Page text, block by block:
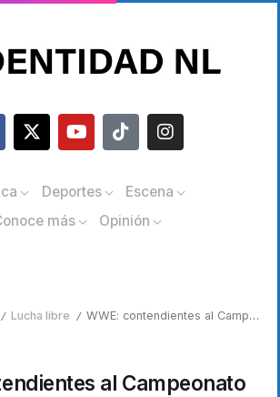
Deportes
Escena
más
Opinión
/ Lucha libre / WWE: contendientes al Campeonato Mundial Pesado
al Campeonato